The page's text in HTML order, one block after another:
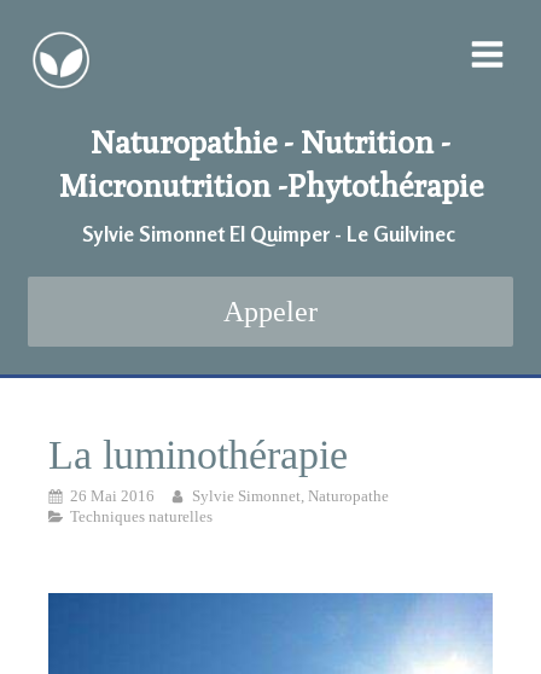
Naturopathie - Nutrition -
Micronutrition -Phytothérapie
Sylvie Simonnet EI Quimper - Le Guilvinec
Appeler
La luminothérapie
26 Mai 2016
Sylvie Simonnet, Naturopathe
Techniques naturelles